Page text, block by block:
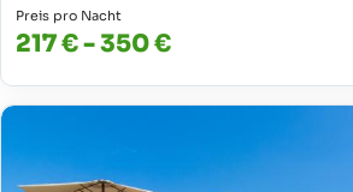
Preis pro Nacht
217 € - 350 €